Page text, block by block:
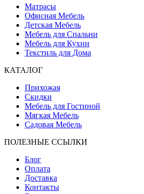
Матрасы
Офисная Мебель
Детская Мебель
Мебель для Спальни
Мебель для Кухни
Текстиль для Дома
КАТАЛОГ
Прихожая
Скидки
Мебель для Гостиной
Мягкая Мебель
Садовая Мебель
ПОЛЕЗНЫЕ ССЫЛКИ
Блог
Оплата
Доставка
Контакты